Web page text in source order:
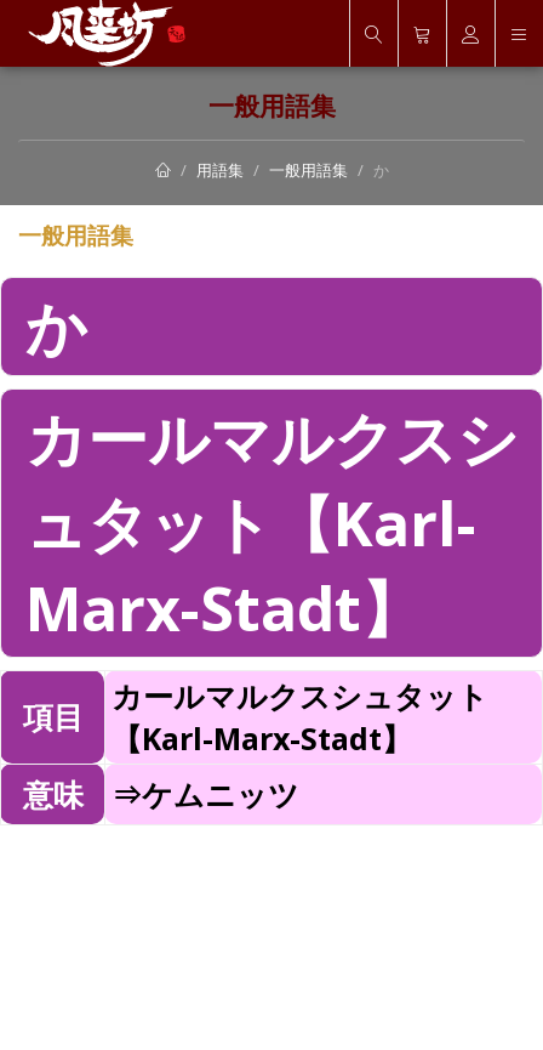
一般用語集
用語集 一般用語集 か
一般用語集
か
カールマルクスシ
ュタット【Karl-
Marx-Stadt】
項目
カールマルクスシュタット
【Karl-Marx-Stadt】
意味
⇒ケムニッツ